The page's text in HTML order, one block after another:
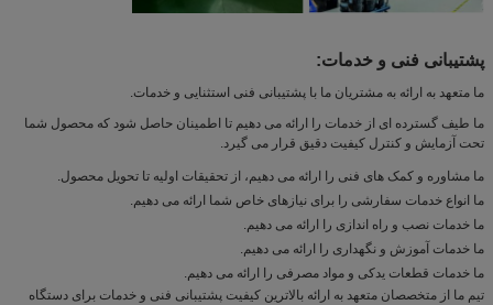
پشتیبانی فنی و خدمات:
ما متعهد به ارائه به مشتریان ما با پشتیبانی فنی استثنایی و خدمات.
ما طیف گسترده ای از خدمات را ارائه می دهیم تا اطمینان حاصل شود که محصول شما
تحت آزمایش و کنترل کیفیت دقیق قرار می گیرد.
ما مشاوره و کمک های فنی را ارائه می دهیم، از تحقیقات اولیه تا تحویل محصول.
ما انواع خدمات سفارشی را برای نیازهای خاص شما ارائه می دهیم.
ما خدمات نصب و راه اندازی را ارائه می دهیم.
ما خدمات آموزش و نگهداری را ارائه می دهیم.
ما خدمات قطعات یدکی و مواد مصرفی را ارائه می دهیم.
تیم ما از متخصصان متعهد به ارائه بالاترین کیفیت پشتیبانی فنی و خدمات برای دستگاه